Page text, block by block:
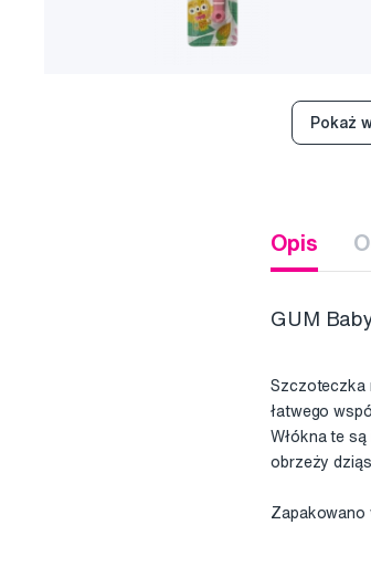
Pokaż
Opis
GUM
Szczoteczka
łatwego
Włókna te
obrzeży
Zapakowano